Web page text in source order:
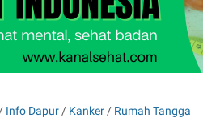
/ Info Dapur / Kanker / Rumah Tangga